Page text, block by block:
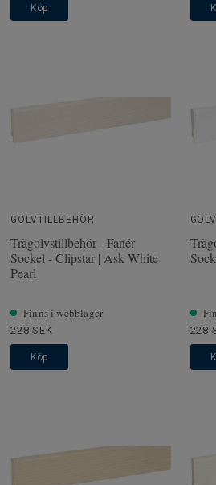
Köp
GOLVTILLBEHÖR
Trägolvstillbehör - Fanér
Sockel - Clipstar | Ask White
Pearl
Finns i webblager
228 SEK
Köp
228